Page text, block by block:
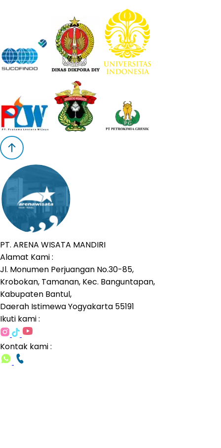
PT. ARENA WISATA MANDIRI
Alamat Kami :
Jl. Monumen Perjuangan No.30-85,
Krobokan, Tamanan, Kec. Banguntapan,
Kabupaten Bantul,
Daerah Istimewa Yogyakarta 55191
Ikuti kami :
Kontak kami :